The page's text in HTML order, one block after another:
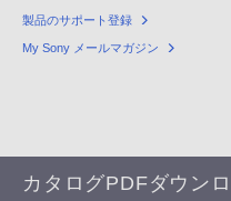
製品のサポート登録
My Sony メールマガジン
カタログPDFダウン